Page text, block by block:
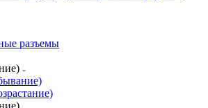
разъемы